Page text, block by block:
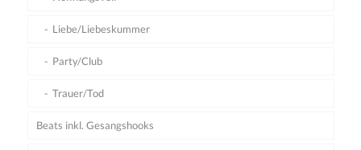
Liebe/Liebeskummer
Party/Club
Trauer/Tod
Beats inkl. Gesangshooks